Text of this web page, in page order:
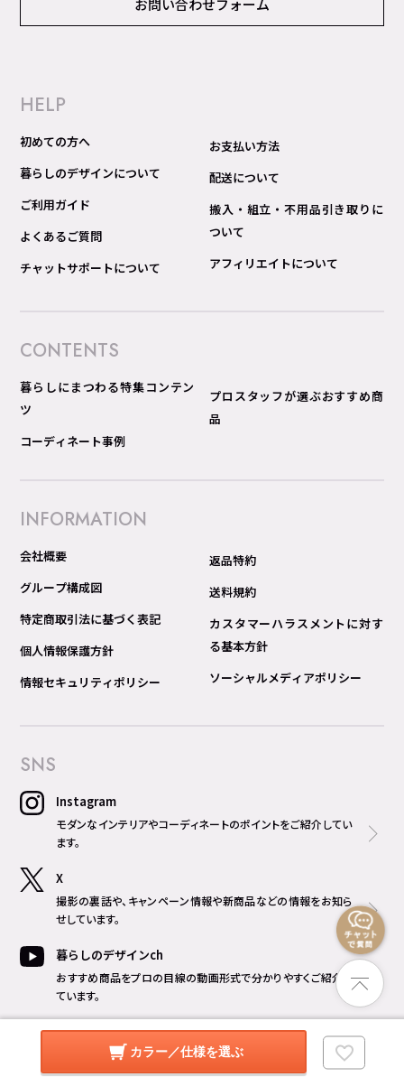
カラー／仕様を選ぶ
HELP
初めての方へ
暮らしのデザインについて
ご利用ガイド
よくあるご質問
チャットサポートについて
お支払い方法
配送について
搬入・組立・不用品引き取りに
ついて
アフィリエイトについて
CONTENTS
暮らしにまつわる特集コンテン
ツ
コーディネート事例
プロスタッフが選ぶおすすめ商
品
INFORMATION
会社概要
グループ構成図
特定商取引法に基づく表記
個人情報保護方針
情報セキュリティポリシー
返品特約
送料規約
カスタマーハラスメントに対す
る基本方針
ソーシャルメディアポリシー
SNS
Instagram
モダンなインテリアやコーディネートのポイントをご紹介してい
ます。
X
撮影の裏話や、キャンペーン情報や新商品などの情報をお知ら
せしています。
暮らしのデザインch
おすすめ商品をプロの目線の動画形式で分かりやすくご紹介し
ています。
暮らしのライブラリch
インテリアのアイデアや暮らしに役立つ情報をご紹介していま
す。